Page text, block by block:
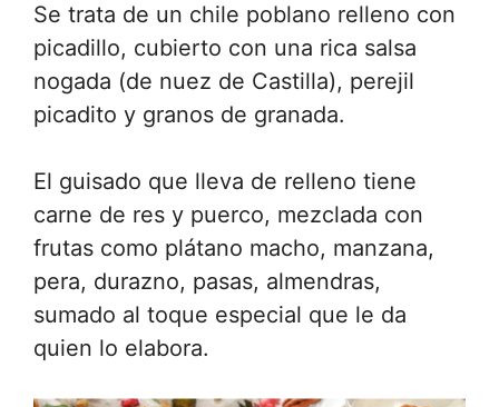
Se trata de un chile poblano relleno con
picadillo, cubierto con una rica salsa
nogada (de nuez de Castilla), perejil
picadito y granos de granada.
El guisado que lleva de relleno tiene
carne de res y puerco, mezclada con
frutas como plátano macho, manzana,
pera, durazno, pasas, almendras,
sumado al toque especial que le da
quien lo elabora.